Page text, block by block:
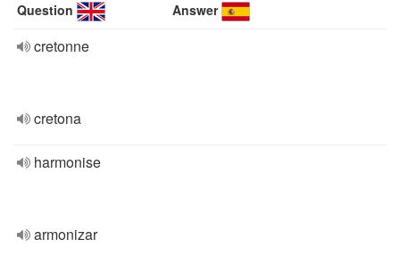
Question Answer
cretonne
cretona
harmonise
armonizar